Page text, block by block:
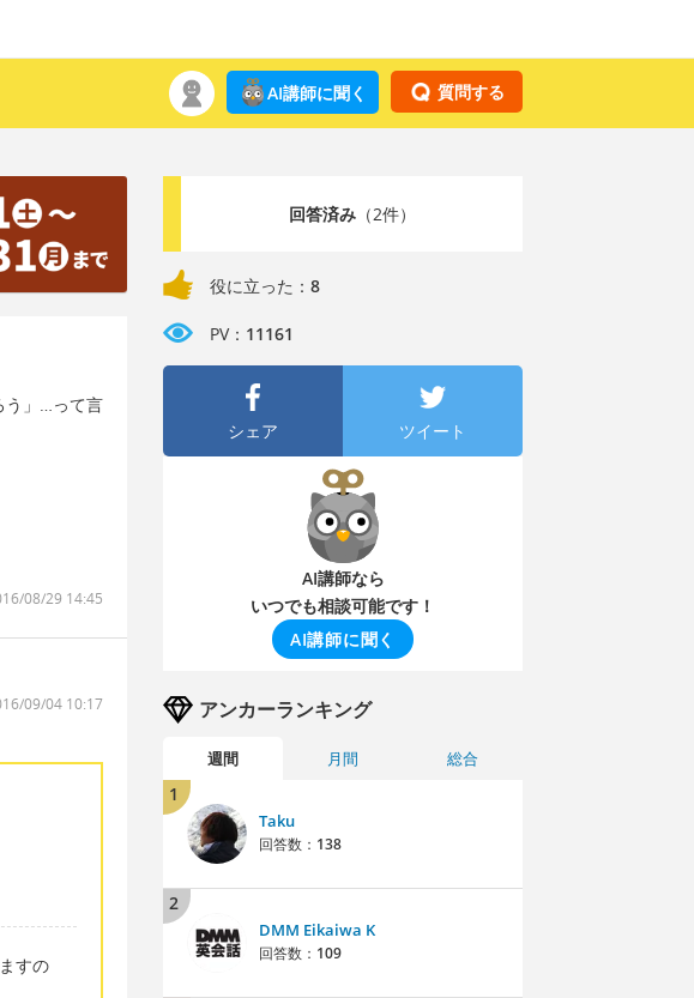
質問する
AI講師に聞く
う」…って言
08/29 14:45
09/04 10:17
すの
回答済み（2件）
役に立った： 8
PV： 11161
シェア ツイート
AI講師なら
いつでも相談可能です！
AI講師に聞く
アンカーランキング
週間 月間 総合
1
Taku
回答数： 138
2
DMM Eikaiwa K
回答数： 109